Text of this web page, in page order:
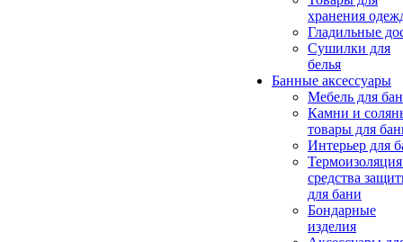
хранения
Гладильные
Сушилки для
белья
Банные аксессуары
Мебель для
Камни и
товары для
Интерьер для
средства
для бани
Бондарные
изделия